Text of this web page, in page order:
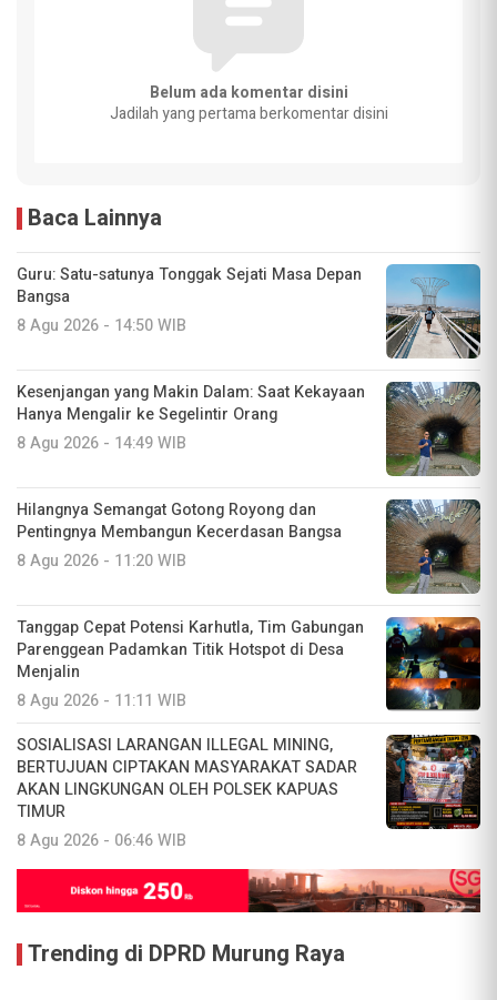
Belum ada komentar disini
Jadilah yang pertama berkomentar disini
Baca Lainnya
Guru: Satu-satunya Tonggak Sejati Masa Depan
Bangsa
8 Agu 2026 - 14:50 WIB
Kesenjangan yang Makin Dalam: Saat Kekayaan
Hanya Mengalir ke Segelintir Orang
8 Agu 2026 - 14:49 WIB
Hilangnya Semangat Gotong Royong dan
Pentingnya Membangun Kecerdasan Bangsa
8 Agu 2026 - 11:20 WIB
Tanggap Cepat Potensi Karhutla, Tim Gabungan
Parenggean Padamkan Titik Hotspot di Desa
Menjalin
8 Agu 2026 - 11:11 WIB
SOSIALISASI LARANGAN ILLEGAL MINING,
BERTUJUAN CIPTAKAN MASYARAKAT SADAR
AKAN LINGKUNGAN OLEH POLSEK KAPUAS
TIMUR
8 Agu 2026 - 06:46 WIB
Trending di DPRD Murung Raya